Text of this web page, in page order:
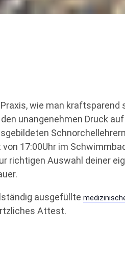
wie man
unangenehmen Druck
17:00Uhr im
richtigen Auswahl deiner
ausgefüllte
Attest.